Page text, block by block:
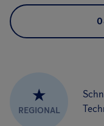
★
REGIONAL